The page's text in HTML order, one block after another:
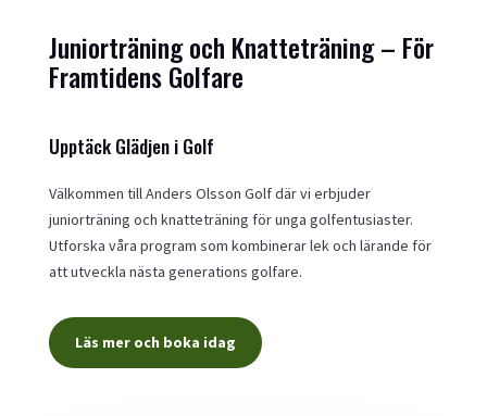
Juniorträning och Knatteträning – För
Framtidens Golfare
Upptäck Glädjen i Golf
Välkommen till Anders Olsson Golf där vi erbjuder
juniorträning och knatteträning för unga golfentusiaster.
Utforska våra program som kombinerar lek och lärande för
att utveckla nästa generations golfare.
Läs mer och boka idag